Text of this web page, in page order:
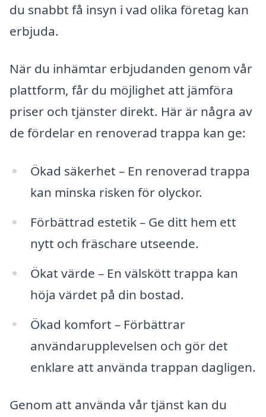
du snabbt få insyn i vad olika företag kan
erbjuda.
När du inhämtar erbjudanden genom vår
plattform, får du möjlighet att jämföra
priser och tjänster direkt. Här är några av
de fördelar en renoverad trappa kan ge:
Ökad säkerhet – En renoverad trappa
kan minska risken för olyckor.
Förbättrad estetik – Ge ditt hem ett
nytt och fräschare utseende.
Ökat värde – En välskött trappa kan
höja värdet på din bostad.
Ökad komfort – Förbättrar
användarupplevelsen och gör det
enklare att använda trappan dagligen.
Genom att använda vår tjänst kan du